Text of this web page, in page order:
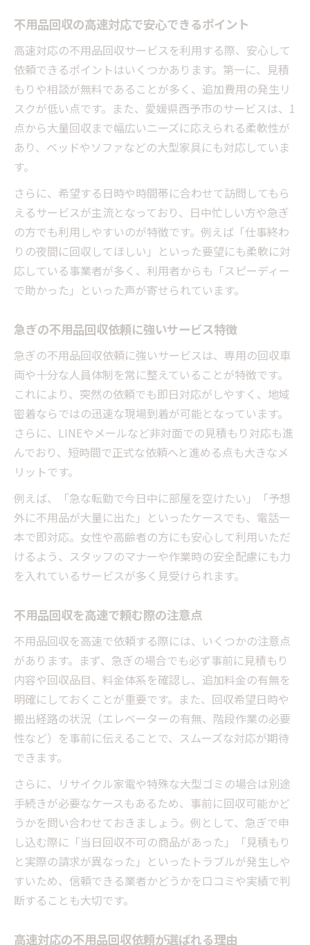
大型家具の不用品回収で気をつけるべき点
不用品回収で大型家具の負担を減らす工夫
不用品回収で大型家具処分を選ぶメリット
見積もり無料で頼れる回収サービス選び
不用品回収は無料見積もりが安心の理由
回収サービス選びで重視すべきポイント
方法
不用品回収で信頼できるサービスの見分け
方
無料見積もりで後悔しない不用品回収依頼
ストレスなく片付く不用品回収のポイント
不用品回収でストレスを減らす片付け術
不用品回収で手間なく片付けるコツ
ストレスフリーな不用品回収依頼の方法
不用品回収で片付けがはかどる理由とは
不用品回収の高速対応で安心できるポイント
高速対応の不用品回収サービスを利用する際、安心して
依頼できるポイントはいくつかあります。第一に、見積
もりや相談が無料であることが多く、追加費用の発生リ
スクが低い点です。また、愛媛県西予市のサービスは、1
点から大量回収まで幅広いニーズに応えられる柔軟性が
あり、ベッドやソファなどの大型家具にも対応していま
す。
さらに、希望する日時や時間帯に合わせて訪問してもら
えるサービスが主流となっており、日中忙しい方や急ぎ
の方でも利用しやすいのが特徴です。例えば「仕事終わ
りの夜間に回収してほしい」といった要望にも柔軟に対
応している事業者が多く、利用者からも「スピーディー
で助かった」といった声が寄せられています。
急ぎの不用品回収依頼に強いサービス特徴
急ぎの不用品回収依頼に強いサービスは、専用の回収車
両や十分な人員体制を常に整えていることが特徴です。
これにより、突然の依頼でも即日対応がしやすく、地域
密着ならではの迅速な現場到着が可能となっています。
さらに、LINEやメールなど非対面での見積もり対応も進
んでおり、短時間で正式な依頼へと進める点も大きなメ
リットです。
例えば、「急な転勤で今日中に部屋を空けたい」「予想
外に不用品が大量に出た」といったケースでも、電話一
本で即対応。女性や高齢者の方にも安心して利用いただ
けるよう、スタッフのマナーや作業時の安全配慮にも力
を入れているサービスが多く見受けられます。
不用品回収を高速で頼む際の注意点
不用品回収を高速で依頼する際には、いくつかの注意点
があります。まず、急ぎの場合でも必ず事前に見積もり
内容や回収品目、料金体系を確認し、追加料金の有無を
明確にしておくことが重要です。また、回収希望日時や
搬出経路の状況（エレベーターの有無、階段作業の必要
性など）を事前に伝えることで、スムーズな対応が期待
できます。
さらに、リサイクル家電や特殊な大型ゴミの場合は別途
手続きが必要なケースもあるため、事前に回収可能かど
うかを問い合わせておきましょう。例として、急ぎで申
し込む際に「当日回収不可の商品があった」「見積もり
と実際の請求が異なった」といったトラブルが発生しや
すいため、信頼できる業者かどうかを口コミや実績で判
断することも大切です。
高速対応の不用品回収依頼が選ばれる理由